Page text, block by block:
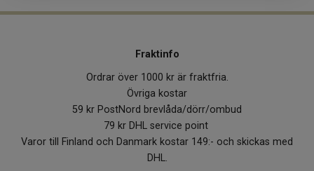
Fraktinfo
Ordrar över 1000 kr är fraktfria.
Övriga kostar
59 kr PostNord brevlåda/dörr/ombud
79 kr DHL service point
Varor till Finland och Danmark kostar 149:- och skickas med
DHL.